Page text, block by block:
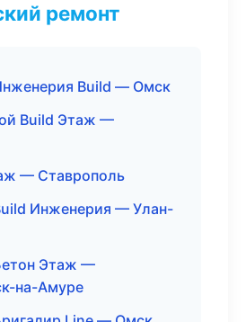
ремонт
Build — Омск
Build Этаж —
— Ставрополь
Инженерия — Улан-
Этаж —
на-Амуре